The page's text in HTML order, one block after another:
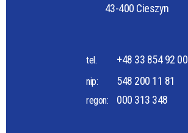
43-400 Cieszyn
tel. +48 33 854 92 00
nip: 548 200 11 81
regon: 000 313 348